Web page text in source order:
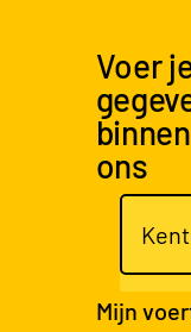
Voer
ons
Mijn